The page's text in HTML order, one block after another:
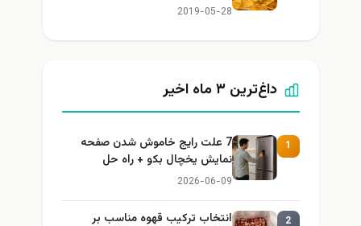
2019-05-28
داغ‌ترین ۳ ماه اخیر
1
7 علت رایج خاموش شدن صفحه
نمایش یخچال بکو + راه حل
2026-06-09
2 انتخاب ترکیب قهوه مناسب بر